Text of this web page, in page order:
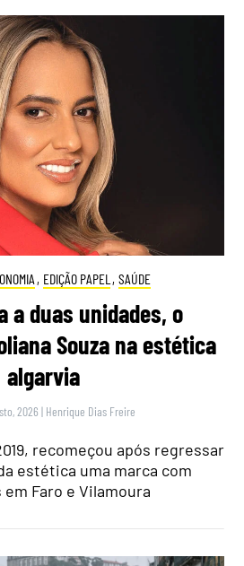
, EDIÇÃO PAPEL , SAÚDE
a duas unidades, o
Souza na estética
algarvia
2026 | Henrique Dias Freire
recomeçou após regressar
estética uma marca com
Faro e Vilamoura